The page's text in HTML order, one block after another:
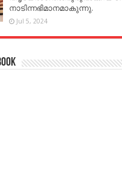
നാടിന്നഭിമാനമാകുന്നു.
Jul 5, 2024